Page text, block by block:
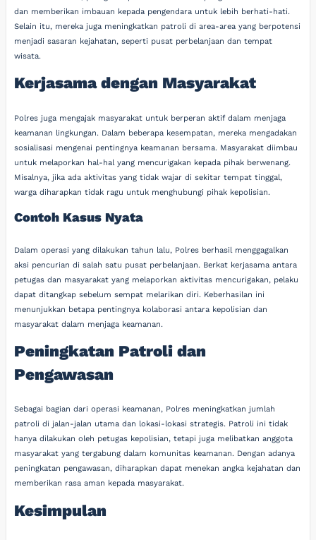
dan memberikan imbauan kepada pengendara untuk lebih berhati-hati.
Selain itu, mereka juga meningkatkan patroli di area-area yang berpotensi
menjadi sasaran kejahatan, seperti pusat perbelanjaan dan tempat
wisata.
Kerjasama dengan Masyarakat
Polres juga mengajak masyarakat untuk berperan aktif dalam menjaga
keamanan lingkungan. Dalam beberapa kesempatan, mereka mengadakan
sosialisasi mengenai pentingnya keamanan bersama. Masyarakat diimbau
untuk melaporkan hal-hal yang mencurigakan kepada pihak berwenang.
Misalnya, jika ada aktivitas yang tidak wajar di sekitar tempat tinggal,
warga diharapkan tidak ragu untuk menghubungi pihak kepolisian.
Contoh Kasus Nyata
Dalam operasi yang dilakukan tahun lalu, Polres berhasil menggagalkan
aksi pencurian di salah satu pusat perbelanjaan. Berkat kerjasama antara
petugas dan masyarakat yang melaporkan aktivitas mencurigakan, pelaku
dapat ditangkap sebelum sempat melarikan diri. Keberhasilan ini
menunjukkan betapa pentingnya kolaborasi antara kepolisian dan
masyarakat dalam menjaga keamanan.
Peningkatan Patroli dan
Pengawasan
Sebagai bagian dari operasi keamanan, Polres meningkatkan jumlah
patroli di jalan-jalan utama dan lokasi-lokasi strategis. Patroli ini tidak
hanya dilakukan oleh petugas kepolisian, tetapi juga melibatkan anggota
masyarakat yang tergabung dalam komunitas keamanan. Dengan adanya
peningkatan pengawasan, diharapkan dapat menekan angka kejahatan dan
memberikan rasa aman kepada masyarakat.
Kesimpulan